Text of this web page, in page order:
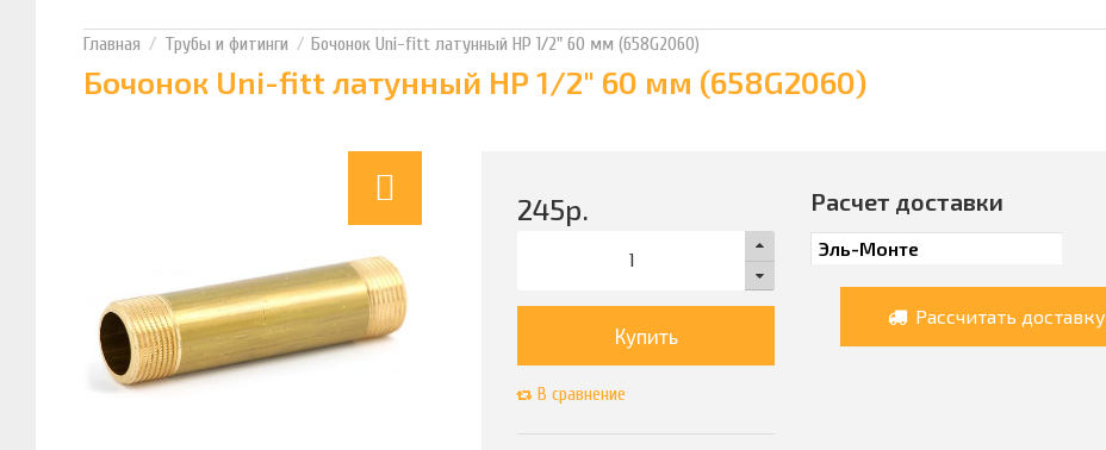
Трубы и фитинги Бочонок Uni-fitt латунный НР 1/2" 60 мм (658G2060)
Бочонок Uni-fitt латунный НР 1/2" 60 мм (658G2060)
245р.
Купить
В сравнение
Расчет доставки
Рассчитать доставку